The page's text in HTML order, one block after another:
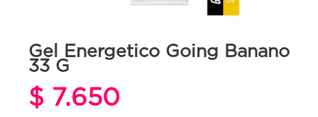
Gel Energetico Going Banano
33 G
$ 7.650